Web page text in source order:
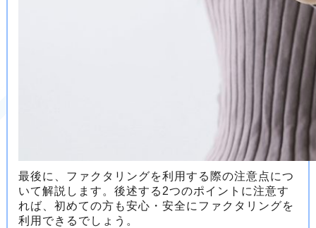
最後に、ファクタリングを利用する際の注意点につ
いて解説します。後述する2つのポイントに注意す
れば、初めての方も安心・安全にファクタリングを
利用できるでしょう。